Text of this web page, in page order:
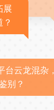
展
台云龙混杂，
别？